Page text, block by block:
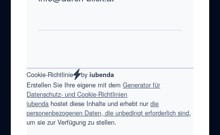
Cookie-Richtlinie byiubenda
Erstellen Sie Ihre eigene mit demGenerator für
Datenschutz- und Cookie-Richtlinien
iubenda hostet diese Inhalte und erhebt nurdie
personenbezogenen Daten, die unbedingt erforderlich sind,
um sie zur Verfügung zu stellen.